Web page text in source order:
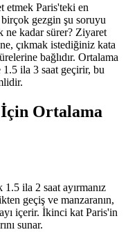
Paris'teki en
gezgin şu soruyu
ne kadar sürer? Ziyaret
çıkmak istediğiniz kata
bağlıdır. Ortalama
ila 3 saat geçirir, bu
Ortalama
1.5 ila 2 saat ayırmanız
geçiş ve manzaranın,
içerir. İkinci kat Paris'in
sunar.